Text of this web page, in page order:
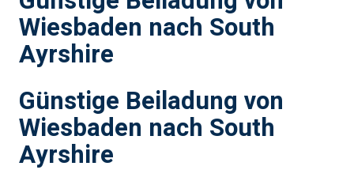
Wiesbaden nach South
Ayrshire
Günstige Beiladung von
Wiesbaden nach South
Ayrshire